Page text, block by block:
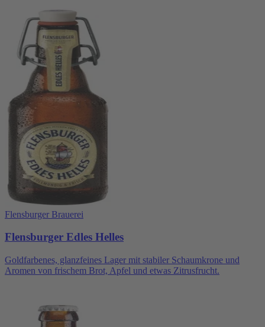
Flensburger Brauerei
Flensburger Edles Helles
Goldfarbenes, glanzfeines Lager mit stabiler Schaumkrone und
Aromen von frischem Brot, Apfel und etwas Zitrusfrucht.